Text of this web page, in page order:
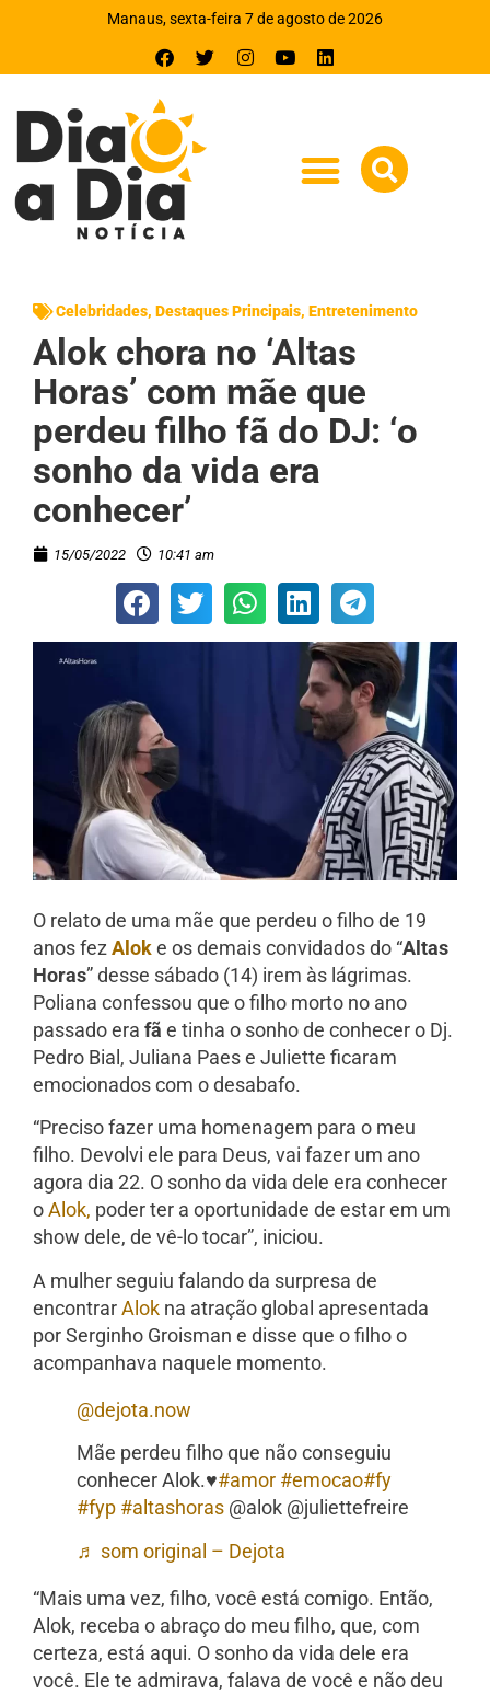
Manaus, sexta-feira 7 de agosto de 2026
Celebridades, Destaques Principais, Entretenimento
Alok chora no ‘Altas
Horas’ com mãe que
perdeu filho fã do DJ: ‘o
sonho da vida era
conhecer’
15/05/2022 10:41 am
O relato de uma mãe que perdeu o filho de 19
anos fez Aloke os demais convidados do “Altas
Horas” desse sábado (14) irem às lágrimas.
Poliana confessou que o filho morto no ano
passado era fã e tinha o sonho de conhecer o Dj.
Pedro Bial, Juliana Paes e Juliette ficaram
emocionados com o desabafo.
“Preciso fazer uma homenagem para o meu
filho. Devolvi ele para Deus, vai fazer um ano
agora dia 22. O sonho da vida dele era conhecer
oAlok, poder ter a oportunidade de estar em um
show dele, de vê-lo tocar”, iniciou.
A mulher seguiu falando da surpresa de
encontrarAlok na atração global apresentada
por Serginho Groisman e disse que o filho o
acompanhava naquele momento.
@dejota.now
Mãe perdeu filho que não conseguiu
conhecer Alok.♥️#amor #emocao#fy
#fyp #altashoras @alok @juliettefreire
♬ som original – Dejota
“Mais uma vez, filho, você está comigo. Então,
Alok, receba o abraço do meu filho, que, com
certeza, está aqui. O sonho da vida dele era
você. Ele te admirava, falava de você e não deu